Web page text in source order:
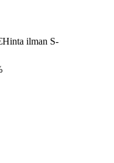
Hinta ilman S-